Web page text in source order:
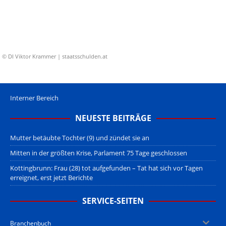
© DI Viktor Krammer | staatsschulden.at
Interner Bereich
NEUESTE BEITRÄGE
Mutter betäubte Tochter (9) und zündet sie an
Mitten in der größten Krise, Parlament 75 Tage geschlossen
Kottingbrunn: Frau (28) tot aufgefunden – Tat hat sich vor Tagen
erreignet, erst jetzt Berichte
SERVICE-SEITEN
Branchenbuch